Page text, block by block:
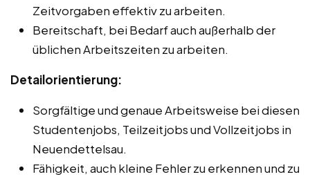
Zeitvorgaben effektiv zu arbeiten.
Bereitschaft, bei Bedarf auch außerhalb der
üblichen Arbeitszeiten zu arbeiten.
Detailorientierung:
Sorgfältige und genaue Arbeitsweise bei diesen
Studentenjobs, Teilzeitjobs und Vollzeitjobs in
Neuendettelsau.
Fähigkeit, auch kleine Fehler zu erkennen und zu